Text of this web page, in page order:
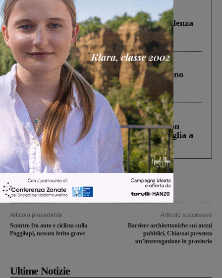
Figline Incisa Valdarno 1 Agosto 2026
Piscina di Figline finanziata oltre la scadenza
Pnrr, il gruppo di Fratelli d’Italia: “Un
ringraziamento al Governo”
Cronaca 4 Agosto 2026
Un anno fa la strage in A1 in cui morirono
Gianni, Giulia e Franco. Lo schianto, il
processo, lo stop ai sorpassi fra tir....
Cronaca 3 Agosto 2026
Scomparso da una struttura di Castiglion
Fiorentino l’uomo che aveva ucciso la figlia a
Levane nel 2020
Articolo precedente
Scontro fra auto e ciclista sulla
Poggilupi, nessun ferito grave
Articolo successivo
Barriere architettoniche sui mezzi
pubblici, Chiassai presenta
un’interrogazione in provincia
Ultime Notizie